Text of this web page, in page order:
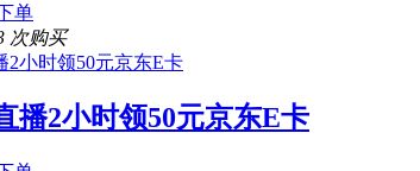
单
次购买
播2小时领50元京东E卡